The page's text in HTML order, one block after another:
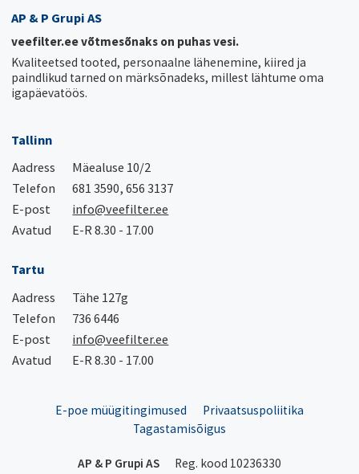
AP & P Grupi AS
veefilter.ee võtmesõnaks on puhas vesi.
Kvaliteetsed tooted, personaalne lähenemine, kiired ja
paindlikud tarned on märksõnadeks, millest lähtume oma
igapäevatöös.
Tallinn
Aadress
Mäealuse 10/2
Telefon
681 3590, 656 3137
E-post
info@veefilter.ee
Avatud
E-R 8.30 - 17.00
Tartu
Aadress
Tähe 127g
Telefon
736 6446
E-post
info@veefilter.ee
Avatud
E-R 8.30 - 17.00
E-poe müügitingimused
Privaatsuspoliitika
Tagastamisõigus
AP & P Grupi AS
Reg. kood 10236330